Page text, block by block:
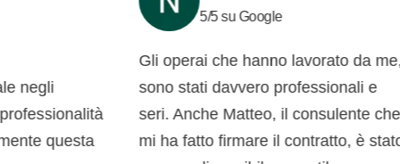
questa
5/5 su Google
Gli operai che hanno lavorato da me,
sono stati davvero professionali e
seri. Anche Matteo, il consulente che
mi ha fatto firmare il contratto, è stato